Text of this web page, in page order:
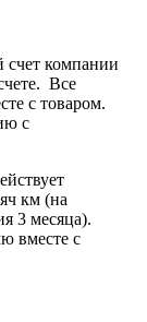
счет компании
Все
с товаром.
с
км (на
3 месяца).
вместе с